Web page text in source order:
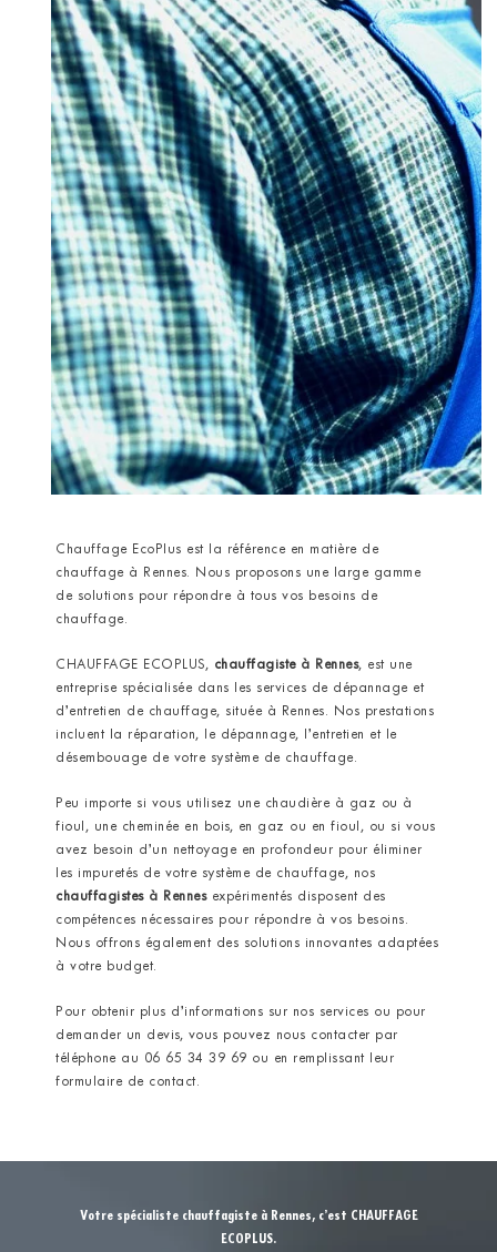
Chauffage EcoPlus est la référence en matière de
chauffage à Rennes. Nous proposons une large gamme
de solutions pour répondre à tous vos besoins de
chauffage.
CHAUFFAGE ECOPLUS, chauffagisteà Rennes, est une
entreprise spécialisée dans les services de dépannage et
d’entretien de chauffage, située à Rennes. Nos prestations
incluent la réparation, le dépannage, l’entretien et le
désembouage de votre système de chauffage.
Peu importe si vous utilisez une chaudière à gaz ou à
fioul, une cheminée en bois, en gaz ou en fioul, ou si vous
avez besoin d’un nettoyage en profondeur pour éliminer
les impuretés de votre système de chauffage, nos
chauffagistesà Rennesexpérimentés disposent des
compétences nécessaires pour répondre à vos besoins.
Nous offrons également des solutions innovantes adaptées
à votre budget.
Pour obtenir plus d’informations sur nos services ou pour
demander un devis, vous pouvez nous contacter par
téléphone au 06 65 34 39 69 ou en remplissant leur
formulaire de contact.
Votre spécialiste chauffagiste à Rennes, c’est CHAUFFAGE
ECOPLUS.